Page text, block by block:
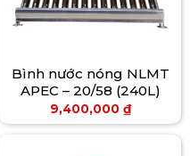
Bình nước nóng NLMT
APEC – 20/58 (240L)
9,400,000 ₫